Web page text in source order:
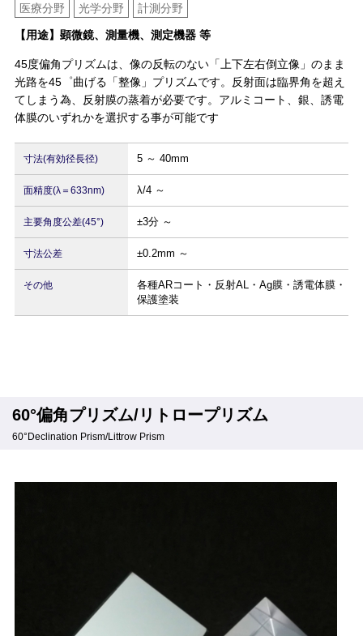
医療分野 光学分野 計測分野
【用途】顕微鏡、測量機、測定機器 等
45度偏角プリズムは、像の反転のない「上下左右倒立像」のまま
光路を45゜曲げる「整像」プリズムです。反射面は臨界角を超え
てしまう為、反射膜の蒸着が必要です。アルミコート、銀、誘電
体膜のいずれかを選択する事が可能です
寸法(有効径長径) 5 ～ 40mm
面精度(λ＝633nm) λ/4 ～
主要角度公差(45°) ±3分 ～
寸法公差 ±0.2mm ～
その他
各種ARコート・反射AL・Ag膜・誘電体膜・
保護塗装
60°偏角プリズム/リトロープリズム
60°Declination Prism/Littrow Prism